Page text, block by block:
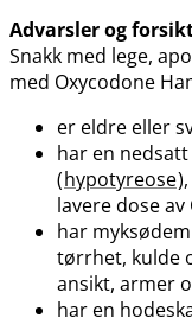
Advarsler og
Snakk med lege,
med Oxycodone
er eldre eller
har en
(hypotyreose
lavere dose
har
tørrhet, kulde
ansikt, armer
har en